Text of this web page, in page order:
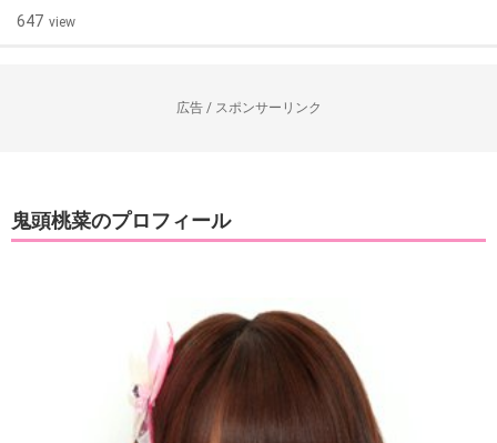
647 view
広告 / スポンサーリンク
鬼頭桃菜のプロフィール